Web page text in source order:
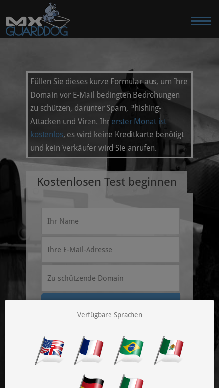
Füllen Sie dieses kurze Formular aus, um Ihre
Domain vor E-Mail bedingten Bedrohungen
zu schützen, darunter Spam, Phishing-
Attacken und Viren. Ihr erster Monat ist
kostenlos, es wird keine Kreditkarte benötigt
und kein Verkäufer wird Sie anrufen.
Kostenlosen Test beginnen
Verfügbare Sprachen